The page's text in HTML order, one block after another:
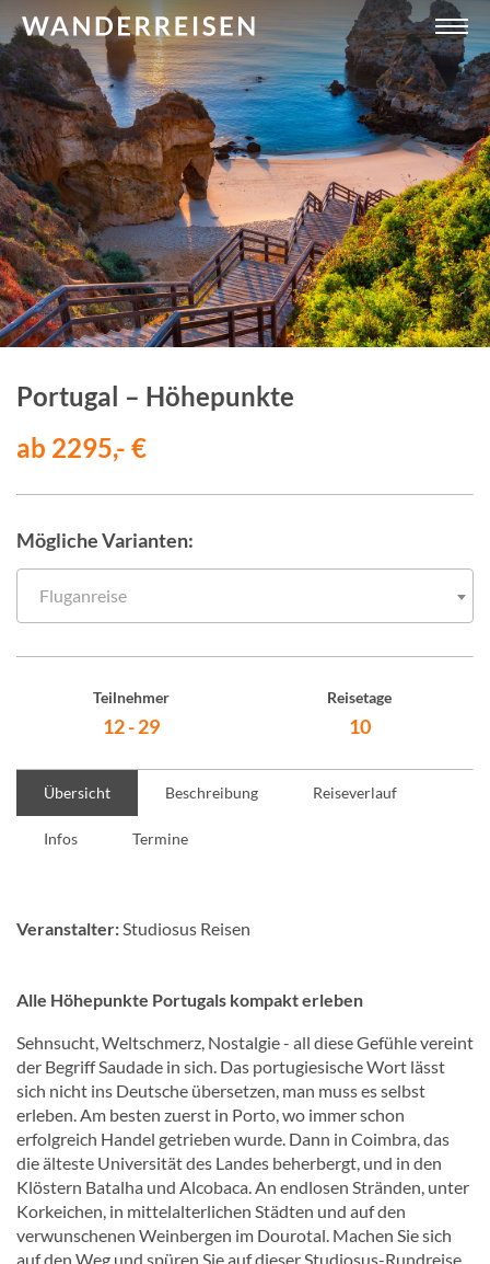
Portugal – Höhepunkte
ab 2295,- €
Mögliche Varianten:
Fluganreise
Teilnehmer
12 - 29
Reisetage
10
Übersicht Beschreibung Reiseverlauf
Infos Termine
Veranstalter:Studiosus Reisen
Alle Höhepunkte Portugals kompakt erleben
Sehnsucht, Weltschmerz, Nostalgie - all diese Gefühle vereint
der Begriff Saudade in sich. Das portugiesische Wort lässt
sich nicht ins Deutsche übersetzen, man muss es selbst
erleben. Am besten zuerst in Porto, wo immer schon
erfolgreich Handel getrieben wurde. Dann in Coimbra, das
die älteste Universität des Landes beherbergt, und in den
Klöstern Batalha und Alcobaca. An endlosen Stränden, unter
Korkeichen, in mittelalterlichen Städten und auf den
verwunschenen Weinbergen im Dourotal. Machen Sie sich
auf den Weg und spüren Sie auf dieser Studiosus-Rundreise